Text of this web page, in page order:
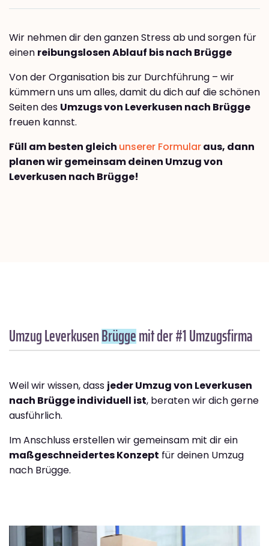
Wir nehmen dir den ganzen Stress ab und sorgen für
einen reibungslosen Ablauf bis nach Brügge
Von der Organisation bis zur Durchführung – wir
kümmern uns um alles, damit du dich auf die schönen
Seiten des Umzugs von Leverkusen nach Brügge
freuen kannst.
Füll am besten gleich unserer Formularaus, dann
planen wir gemeinsam deinen Umzug von
Leverkusen nach Brügge!
Umzug LeverkusenBrüggemit der #1 Umzugsfirma
Weil wir wissen, dass jeder Umzug von Leverkusen
nach Brügge individuell ist, beraten wir dich gerne
ausführlich.
Im Anschluss erstellen wir gemeinsam mit dir ein
maßgeschneidertes Konzept für deinen Umzug
nach Brügge.